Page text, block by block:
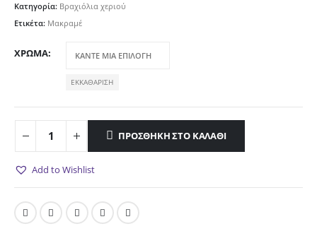
Κατηγορία: Βραχιόλια χεριού
Ετικέτα: Μακραμέ
ΧΡΏΜΑ
ΕΚΚΑΘΆΡΙΣΗ
ΠΡΟΣΘΉΚΗ ΣΤΟ ΚΑΛΆΘΙ
Add to Wishlist